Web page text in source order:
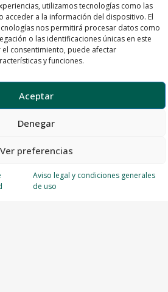
utilizamos tecnologías como las
acceder a la información del dispositivo. El
nos permitirá procesar datos como
o las identificaciones únicas en este
consentimiento, puede afectar
y funciones.
Aceptar
Denegar
Ver preferencias
Aviso legal y condiciones generales
de uso